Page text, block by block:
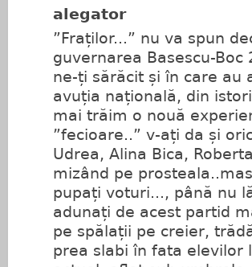
alegator
”Fraților...” nu va spun
guvernarea Basescu-
ne-ți sărăcit și în care au
avuția națională, din
mai trăim o nouă
”fecioare..” v-ați da și
Udrea, Alina Bica,
mizând pe
pupați voturi..., până nu
adunați de acest partid
pe spălații pe creier,
prea slabi în fata elevilor